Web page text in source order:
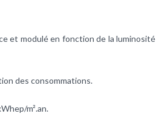
et modulé en fonction de la luminosité
des consommations.
m².an.